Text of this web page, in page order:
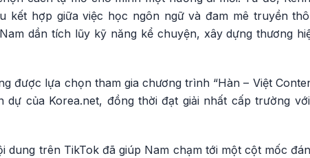
kết hợp giữa việc học ngôn ngữ và đam mê truyền
dần tích lũy kỹ năng kể chuyện, xây dựng thương
được lựa chọn tham gia chương trình “Hàn – Việt
dự của Korea.net, đồng thời đạt giải nhất cấp trường
dung trên TikTok đã giúp Nam chạm tới một cột mốc